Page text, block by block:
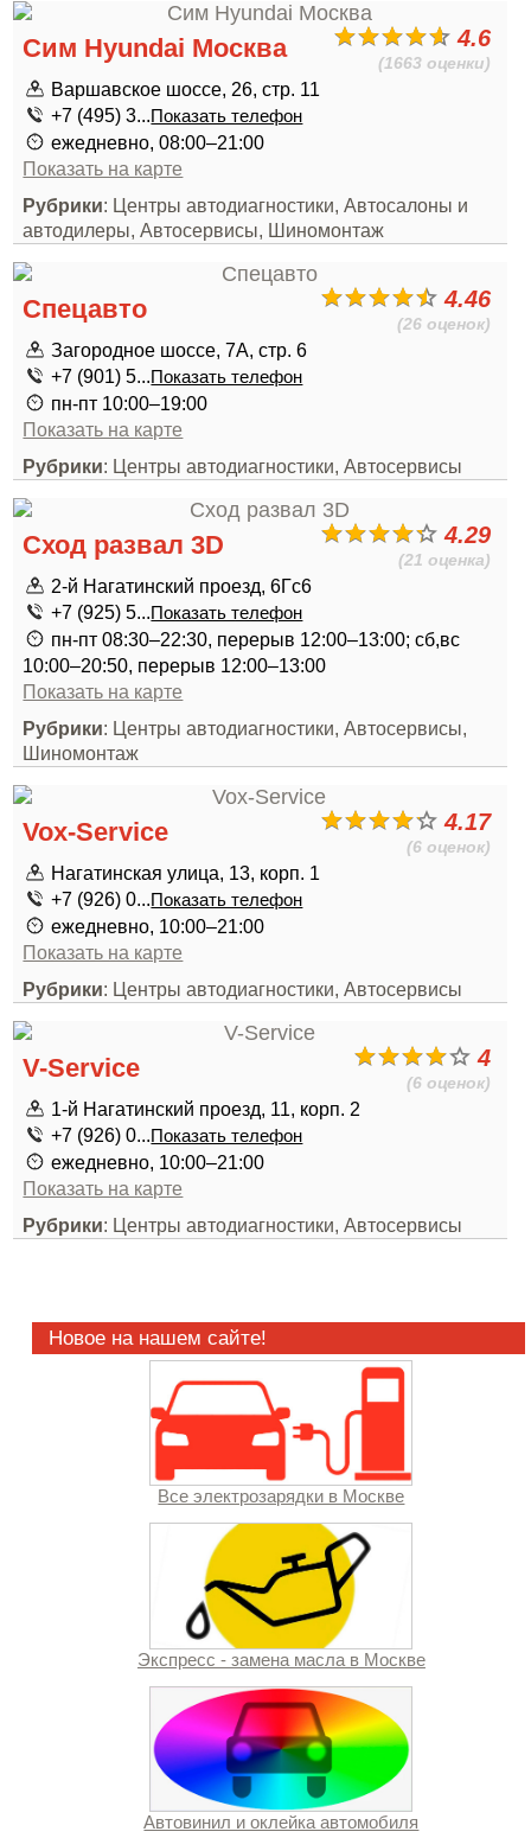
4.6
(1663 оценки)
Сим Hyundai Москва
Варшавское шоссе, 26, стр. 11
+7 (495) 3...Показать телефон
ежедневно, 08:00–21:00
Показать на карте
Рубрики: Центры автодиагностики, Автосалоны и
автодилеры, Автосервисы, Шиномонтаж
4.46
(26 оценок)
Спецавто
Загородное шоссе, 7А, стр. 6
+7 (901) 5...Показать телефон
пн-пт 10:00–19:00
Показать на карте
Рубрики: Центры автодиагностики, Автосервисы
4.29
(21 оценка)
Сход развал 3D
2-й Нагатинский проезд, 6Гс6
+7 (925) 5...Показать телефон
пн-пт 08:30–22:30, перерыв 12:00–13:00; сб,вс
10:00–20:50, перерыв 12:00–13:00
Показать на карте
Рубрики: Центры автодиагностики, Автосервисы,
Шиномонтаж
4.17
(6 оценок)
Vox-Service
Нагатинская улица, 13, корп. 1
+7 (926) 0...Показать телефон
ежедневно, 10:00–21:00
Показать на карте
Рубрики: Центры автодиагностики, Автосервисы
4
(6 оценок)
V-Service
1-й Нагатинский проезд, 11, корп. 2
+7 (926) 0...Показать телефон
ежедневно, 10:00–21:00
Показать на карте
Рубрики: Центры автодиагностики, Автосервисы
Новое на нашем сайте!
Все электрозарядки в Москве
Экспресс - замена масла в Москве
Автовинил и оклейка автомобиля